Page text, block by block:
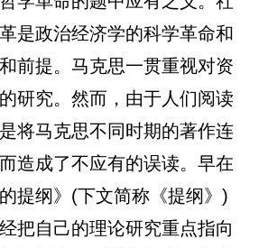
是政治经济学的科学革命和
前提。马克思一贯重视对资
研究。然而，由于人们阅读
将马克思不同时期的著作连
造成了不应有的误读。早在
提纲》(下文简称《提纲》)
把自己的理论研究重点指向